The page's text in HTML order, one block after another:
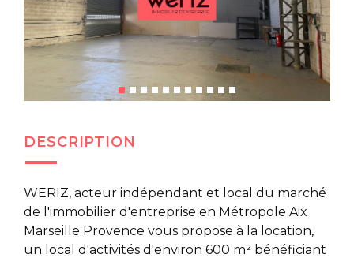
DESCRIPTION
WERIZ, acteur indépendant et local du marché
de l'immobilier d'entreprise en Métropole Aix
Marseille Provence vous propose à la location,
un local d'activités d'environ 600 m² bénéficiant